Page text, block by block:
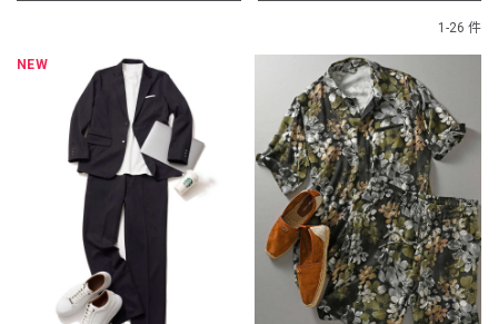
1-26 件
NEW